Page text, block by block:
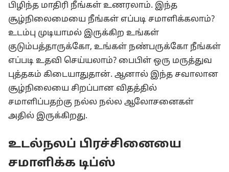
பிழிந்த மாதிரி நீங்கள் உணரலாம். இந்த
சூழ்நிலைமையை நீங்கள் எப்படி சமாளிக்கலாம்?
உடம்பு முடியாமல் இருக்கிற உங்கள்
குடும்பத்தாருக்கோ, உங்கள் நண்பருக்கோ நீங்கள்
எப்படி உதவி செய்யலாம்? பைபிள் ஒரு மருத்துவ
புத்தகம் கிடையாதுதான். ஆனால் இந்த சவாலான
சூழ்நிலையை சிறப்பான விதத்தில்
சமாளிப்பதற்கு நல்ல நல்ல ஆலோசனைகள்
அதில் இருக்கிறது.
உடல்நலப் பிரச்சினையை
சமாளிக்க டிப்ஸ்